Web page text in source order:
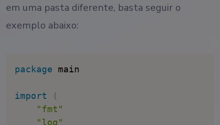
em uma pasta diferente, basta seguir o
exemplo abaixo:
package main
import
(
"fmt"
"log"